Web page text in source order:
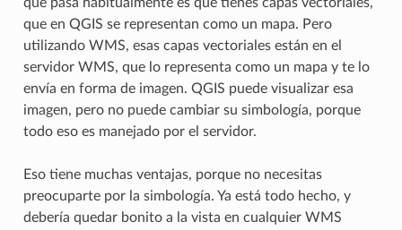
que en QGIS se representan como un mapa. Pero
utilizando WMS, esas capas vectoriales están en el
servidor WMS, que lo representa como un mapa y te lo
envía en forma de imagen. QGIS puede visualizar esa
imagen, pero no puede cambiar su simbología, porque
todo eso es manejado por el servidor.
Eso tiene muchas ventajas, porque no necesitas
preocuparte por la simbología. Ya está todo hecho, y
debería quedar bonito a la vista en cualquier WMS